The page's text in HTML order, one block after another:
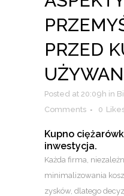
PRZED
Posted at 20:09h in
Comments
0
Kupno
inwestycja.
Każda firma,
minimalizowania
zysków, dlatego